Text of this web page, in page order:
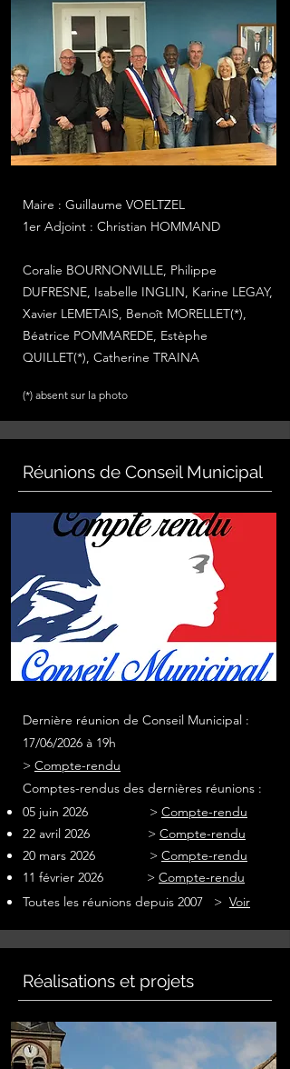
Maire : Guillaume VOELTZEL
1er Adjoint : Christian HOMMAND
Coralie BOURNONVILLE, Philippe
DUFRESNE, Isabelle INGLIN, Karine LEGAY,
Xavier LEMETAIS, Benoît MORELLET(*),
Béatrice POMMAREDE, Estèphe
QUILLET(*), Catherine TRAINA
(*) absent sur la photo
Réunions de Conseil Municipal
Dernière réunion de Conseil Municipal :
17/06/2026 à 19h
> Compte-rendu
Comptes-rendus des dernières réunions :
05 juin 2026 > Compte-rendu
22 avril 2026 > Compte-rendu
20 mars 2026 > Compte-rendu
11 février 2026 > Compte-rendu
Toutes les réunions depuis 2007 > Voir
Réalisations et projets